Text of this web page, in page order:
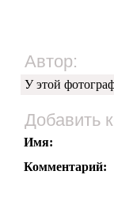
Автор:
У этой
Добавить
Имя:
Комментарий: